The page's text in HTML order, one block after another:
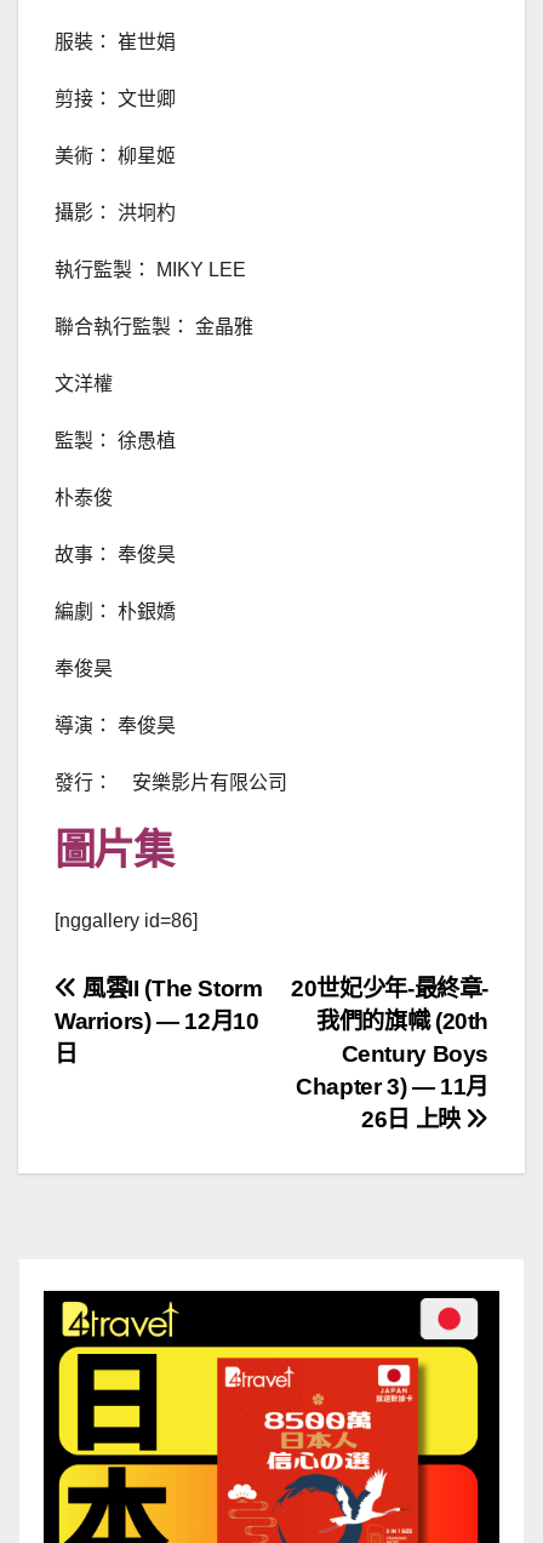
服裝： 崔世娟
剪接： 文世卿
美術： 柳星姬
攝影： 洪坰杓
執行監製： MIKY LEE
聯合執行監製： 金晶雅
文洋權
監製： 徐愚植
朴泰俊
故事： 奉俊昊
編劇： 朴銀嬌
奉俊昊
導演： 奉俊昊
發行： 安樂影片有限公司
圖片集
[nggallery id=86]
文
章
20世妃少年-最終章-
我們的旗幟 (20th
Century Boys
Chapter 3) — 11月
26日 上映
風雲II (The Storm
Warriors) — 12月10
日